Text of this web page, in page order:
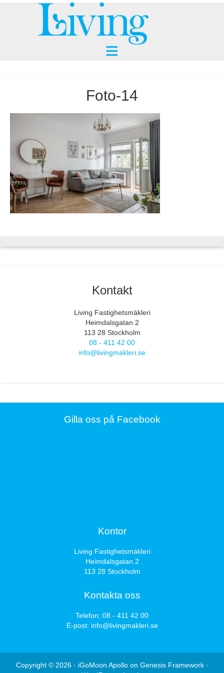
Foto-14
Kontakt
Living Fastighetsmäkleri
Heimdalsgatan 2
113 28 Stockholm
08 - 411 42 00
info@livingmakleri.se
Gilla oss på Facebook
Kontor
Living Fastighetsmäkleri
Heimdalsgatan 2
113 28 Stockholm
Kontakta oss
Telefon: 08 - 411 42 00
E-post: info@livingmakleri.se
Copyright © 2026 · iGoMoon Apolloon Genesis Framework·